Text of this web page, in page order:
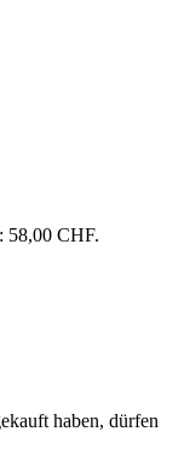
58,00 CHF.
haben, dürfen